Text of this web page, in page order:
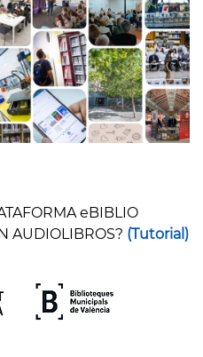
eBIBLIO
AUDIOLIBROS? (Tutorial)